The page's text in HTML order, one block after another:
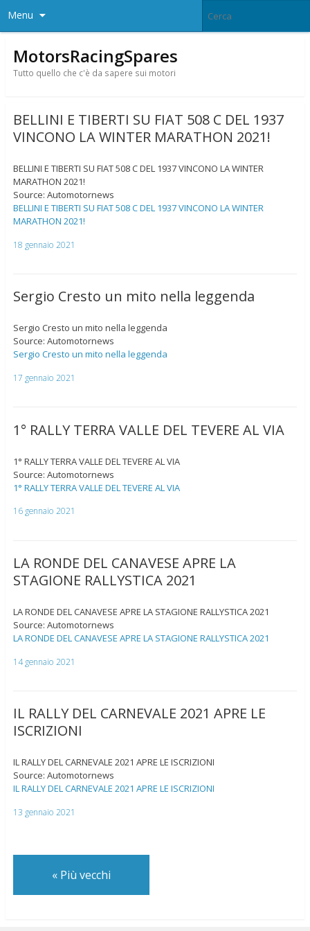
Menu
MotorsRacingSpares
Tutto quello che c'è da sapere sui motori
BELLINI E TIBERTI SU FIAT 508 C DEL 1937
VINCONO LA WINTER MARATHON 2021!
BELLINI E TIBERTI SU FIAT 508 C DEL 1937 VINCONO LA WINTER
MARATHON 2021!
Source: Automotornews
BELLINI E TIBERTI SU FIAT 508 C DEL 1937 VINCONO LA WINTER
MARATHON 2021!
18 gennaio 2021
Sergio Cresto un mito nella leggenda
Sergio Cresto un mito nella leggenda
Source: Automotornews
Sergio Cresto un mito nella leggenda
17 gennaio 2021
1° RALLY TERRA VALLE DEL TEVERE AL VIA
1° RALLY TERRA VALLE DEL TEVERE AL VIA
Source: Automotornews
1° RALLY TERRA VALLE DEL TEVERE AL VIA
16 gennaio 2021
LA RONDE DEL CANAVESE APRE LA
STAGIONE RALLYSTICA 2021
LA RONDE DEL CANAVESE APRE LA STAGIONE RALLYSTICA 2021
Source: Automotornews
LA RONDE DEL CANAVESE APRE LA STAGIONE RALLYSTICA 2021
14 gennaio 2021
IL RALLY DEL CARNEVALE 2021 APRE LE
ISCRIZIONI
IL RALLY DEL CARNEVALE 2021 APRE LE ISCRIZIONI
Source: Automotornews
IL RALLY DEL CARNEVALE 2021 APRE LE ISCRIZIONI
13 gennaio 2021
«Più vecchi